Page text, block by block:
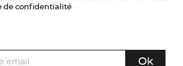
de confidentialité